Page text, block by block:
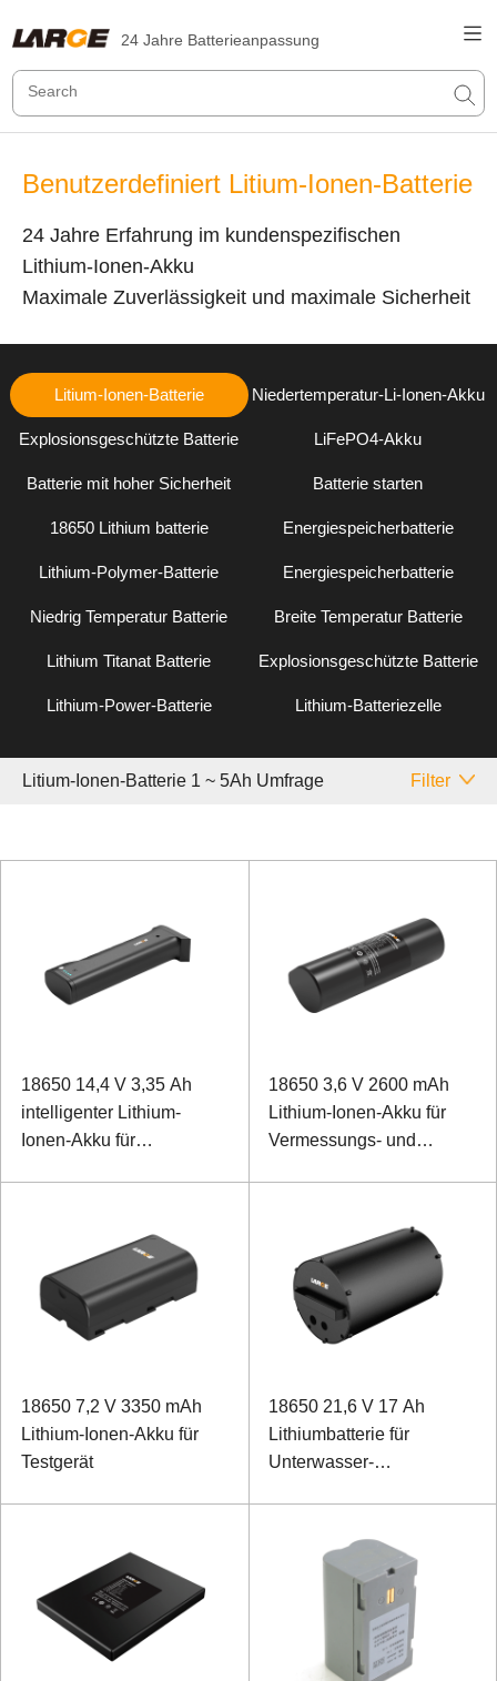
24 Jahre Batterieanpassung
Benutzerdefiniert Litium-Ionen-Batterie
24 Jahre Erfahrung im kundenspezifischen
Lithium-Ionen-Akku
Maximale Zuverlässigkeit und maximale Sicherheit
Litium-Ionen-Batterie Niedertemperatur-Li-Ionen-Akku
Explosionsgeschützte Batterie LiFePO4-Akku
Batterie mit hoher Sicherheit Batterie starten
18650 Lithium batterie Energiespeicherbatterie
Lithium-Polymer-Batterie Energiespeicherbatterie
Niedrig Temperatur Batterie Breite Temperatur Batterie
Lithium Titanat Batterie Explosionsgeschützte Batterie
Lithium-Power-Batterie Lithium-Batteriezelle
Litium-Ionen-Batterie 1 ~ 5Ah Umfrage Filter
18650 14,4 V 3,35 Ah
intelligenter Lithium-
Ionen-Akku für
18650 3,6 V 2600 mAh
Lithium-Ionen-Akku für
Vermessungs- und
18650 7,2 V 3350 mAh
Lithium-Ionen-Akku für
Testgerät
18650 21,6 V 17 Ah
Lithiumbatterie für
Unterwasser-